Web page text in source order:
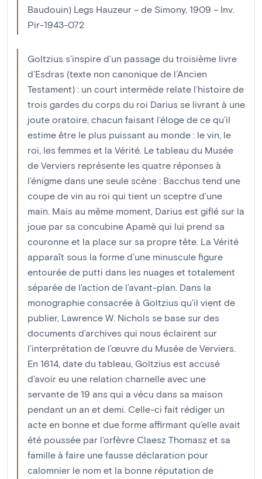
Baudouin) Legs Hauzeur – de Simony, 1909 – Inv.
Pir-1943-072
Goltzius s’inspire d’un passage du troisième livre
d’Esdras (texte non canonique de l’Ancien
Testament) : un court intermède relate l’histoire de
trois gardes du corps du roi Darius se livrant à une
joute oratoire, chacun faisant l’éloge de ce qu’il
estime être le plus puissant au monde : le vin, le
roi, les femmes et la Vérité. Le tableau du Musée
de Verviers représente les quatre réponses à
l’énigme dans une seule scène : Bacchus tend une
coupe de vin au roi qui tient un sceptre d’une
main. Mais au même moment, Darius est giflé sur la
joue par sa concubine Apamè qui lui prend sa
couronne et la place sur sa propre tête. La Vérité
apparaît sous la forme d’une minuscule figure
entourée de putti dans les nuages et totalement
séparée de l’action de l’avant-plan. Dans la
monographie consacrée à Goltzius qu’il vient de
publier, Lawrence W. Nichols se base sur des
documents d’archives qui nous éclairent sur
l’interprétation de l’œuvre du Musée de Verviers.
En 1614, date du tableau, Goltzius est accusé
d’avoir eu une relation charnelle avec une
servante de 19 ans qui a vécu dans sa maison
pendant un an et demi. Celle-ci fait rédiger un
acte en bonne et due forme affirmant qu’elle avait
été poussée par l’orfèvre Claesz Thomasz et sa
famille à faire une fausse déclaration pour
calomnier le nom et la bonne réputation de